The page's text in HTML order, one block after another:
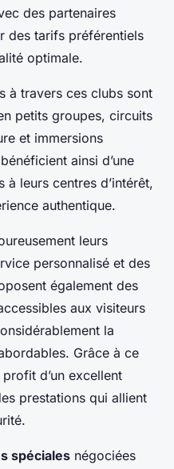
des partenaires
des tarifs préférentiels
optimale.
à travers ces clubs sont
petits groupes, circuits
et immersions
ainsi d’une
à leurs centres d’intérêt,
authentique.
leurs
personnalisé et des
également des
aux visiteurs
la
Grâce à ce
d’un excellent
prestations qui allient
spéciales négociées